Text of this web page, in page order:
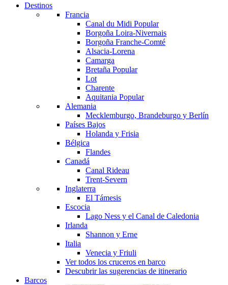
Destinos
Francia
Canal du Midi Popular
Borgoña Loira-Nivernais
Borgoña Franche-Comté
Alsacia-Lorena
Camarga
Bretaña Popular
Lot
Charente
Aquitania Popular
Alemania
Mecklemburgo, Brandeburgo y Berlín
Países Bajos
Holanda y Frisia
Bélgica
Flandes
Canadá
Canal Rideau
Trent-Severn
Inglaterra
El Támesis
Escocia
Lago Ness y el Canal de Caledonia
Irlanda
Shannon y Erne
Italia
Venecia y Friuli
Ver todos los cruceros en barco
Descubrir las sugerencias de itinerario
Barcos